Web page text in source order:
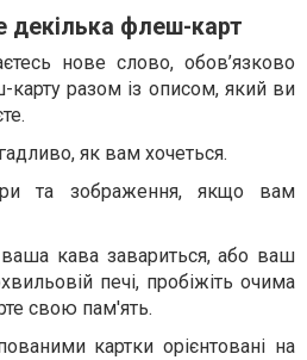
декілька флеш-карт
нове слово, обов’язково
карту разом із описом, який ви
як вам хочеться.
та зображення, якщо вам
кава завариться, або ваш
печі, пробіжіть очима
свою пам'ять.
картки орієнтовані на